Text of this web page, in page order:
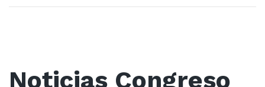
Noticias Congreso